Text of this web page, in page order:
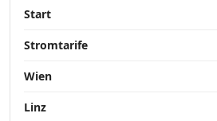
Start
Stromtarife
Wien
Linz